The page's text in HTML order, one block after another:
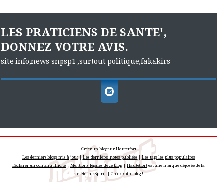
LES PRATICIENS DE SANTE',
DONNEZ VOTRE AVIS.
site info,news snpsp1 ,surtout politique,fakakirs
Créer un blogsurHautetfort
Les derniers blogs mis à jour|Les dernières notes publiées |Les tags les plus populaires
Déclarer un contenu illicite|Mentions légales de ce blog| Hautetfortest une marque déposée de la
société talkSpirit | Créez votreblog!